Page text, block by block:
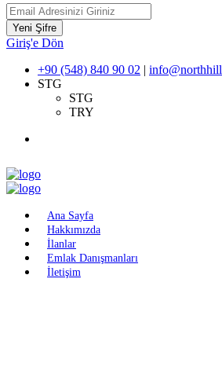
Yeni Şifre
Giriş'e Dön
+90 (548) 840 90 02 |
STG
STG
TRY
Ana Sayfa
Hakkımızda
İlanlar
Emlak Danışmanları
İletişim